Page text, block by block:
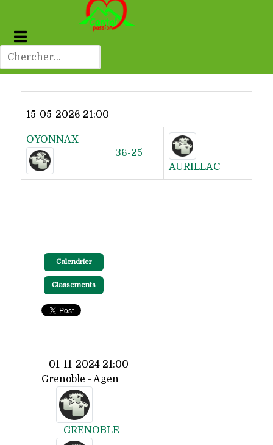
Dernier résultat
15-05-2026 21:00
OYONNAX
36-25
AURILLAC
Calendrier
Classements
01-11-2024 21:00
Grenoble - Agen
GRENOBLE